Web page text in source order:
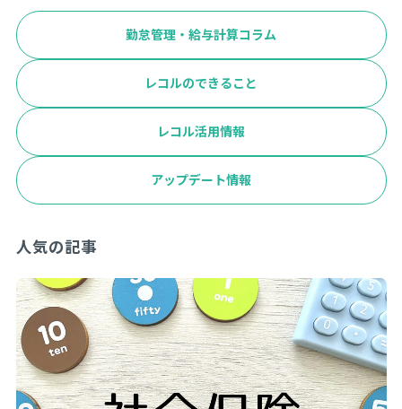
勤怠管理・給与計算コラム
レコルのできること
レコル活用情報
アップデート情報
人気の記事